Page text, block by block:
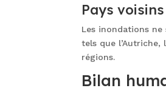
Pays
Les inondations
tels que
régions.
Bilan